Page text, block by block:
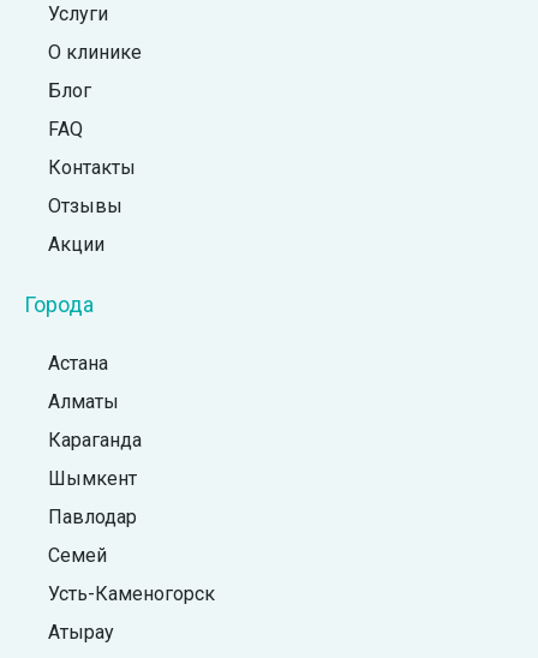
Услуги
О клинике
Блог
FAQ
Контакты
Отзывы
Акции
Города
Астана
Алматы
Караганда
Шымкент
Павлодар
Семей
Усть-Каменогорск
Атырау